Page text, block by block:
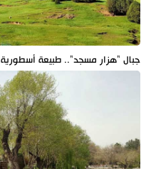
جبال "هزار مسجد".. طبيعة أسطورية